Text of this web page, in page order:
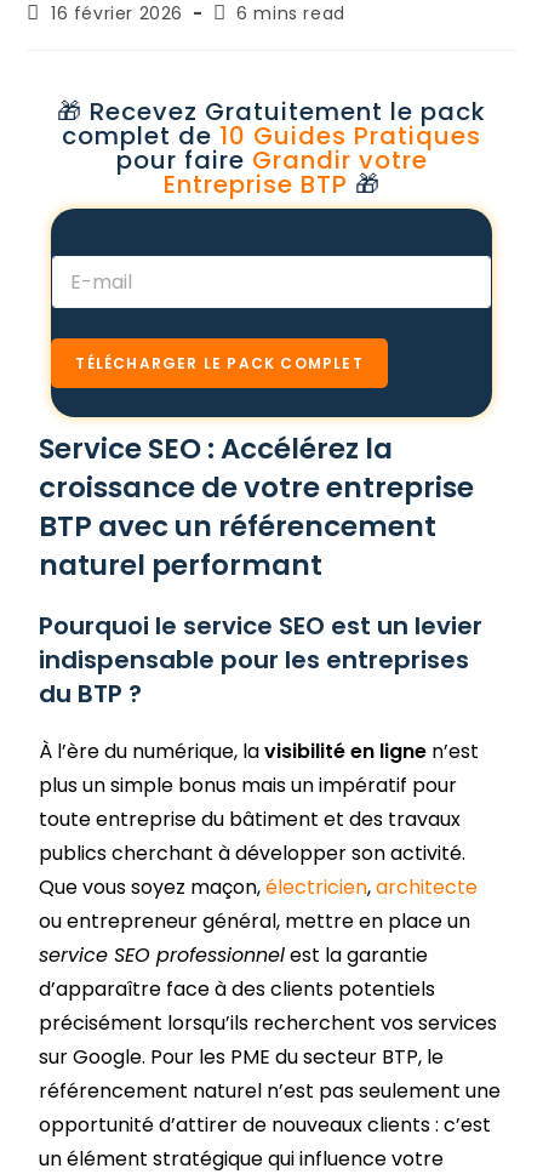
16 février 2026 6 mins read
🎁 Recevez Gratuitement le pack
complet de 10 Guides Pratiques
pour faire Grandir votre
Entreprise BTP 🎁
*
E
m
a
l
*
TÉLÉCHARGER LE PACK COMPLET
Service SEO : Accélérez la
croissance de votre entreprise
BTP avec un référencement
naturel performant
Pourquoi le service SEO est un levier
indispensable pour les entreprises
du BTP ?
À l’ère du numérique, lavisibilité en ligne n’est
plus un simple bonus mais un impératif pour
toute entreprise du bâtiment et des travaux
publics cherchant à développer son activité.
Que vous soyez maçon,électricien,architecte
ou entrepreneur général, mettre en place un
service SEO professionnelest la garantie
d’apparaître face à des clients potentiels
précisément lorsqu’ils recherchent vos services
sur Google. Pour les PME du secteur BTP, le
référencement naturel n’est pas seulement une
opportunité d’attirer de nouveaux clients : c’est
un élément stratégique qui influence votre